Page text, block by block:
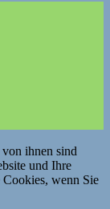
ihnen sind
und Ihre
Cookies, wenn Sie